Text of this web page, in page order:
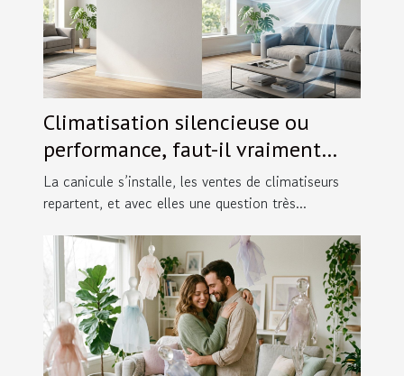
Climatisation silencieuse ou
performance, faut-il vraiment
choisir ?
La canicule s’installe, les ventes de climatiseurs
repartent, et avec elles une question très...